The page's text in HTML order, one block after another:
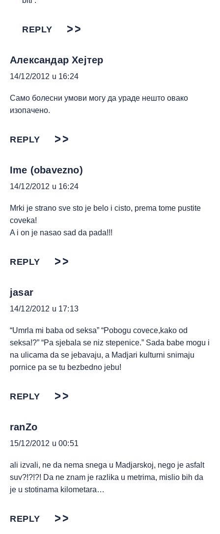
REPLY
Александар Хејтер
14/12/2012 u 16:24
Само болесни умови могу да ураде нешто овако
изопачено.
REPLY
Ime (obavezno)
14/12/2012 u 16:24
Mrki je strano sve sto je belo i cisto, prema tome pustite
coveka!
A i on je nasao sad da pada!!!
REPLY
jasar
14/12/2012 u 17:13
“Umrla mi baba od seksa” “Pobogu covece,kako od
seksa!?” “Pa sjebala se niz stepenice.” Sada babe mogu i
na ulicama da se jebavaju, a Madjari kulturni snimaju
pornice pa se tu bezbedno jebu!
REPLY
ranZo
15/12/2012 u 00:51
ali izvali, ne da nema snega u Madjarskoj, nego je asfalt
suv?!?!?! Da ne znam je razlika u metrima, mislio bih da
je u stotinama kilometara…
REPLY